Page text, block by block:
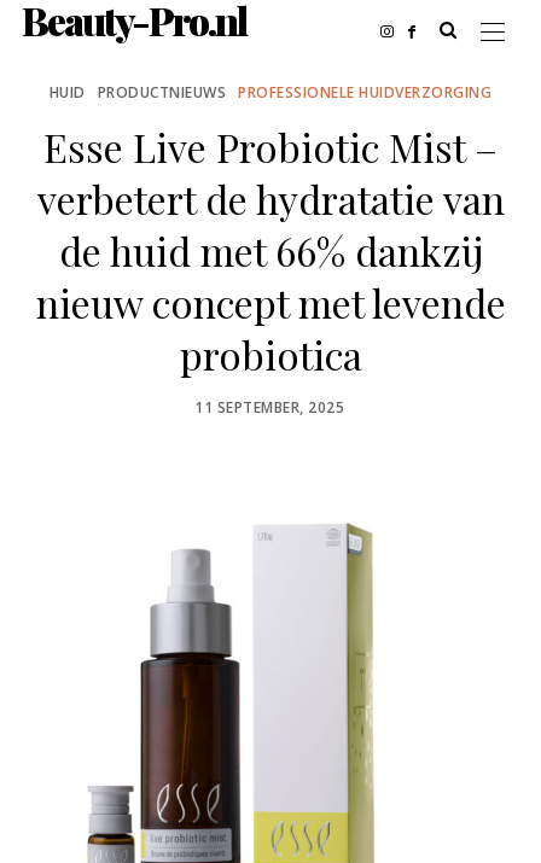
Beauty-Pro.nl
HUID PRODUCTNIEUWS PROFESSIONELE HUIDVERZORGING
Esse Live Probiotic Mist –
verbetert de hydratatie van
de huid met 66% dankzij
nieuw concept met levende
probiotica
POSTED
11 SEPTEMBER, 2025